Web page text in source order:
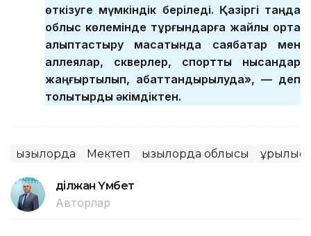
өткізуге мүмкіндік беріледі. Қазіргі таңда
облыс көлемінде тұрғындарға жайлы орта
қалыптастыру мақсатында саябақтар мен
аллеялар, скверлер, спорттық нысандар
жаңғыртылып, абаттандырылуда», — деп
толықтырды әкімдіктен.
Қызылорда Мектеп Қызылорда облысы Құрылыс
Әділжан Үмбет
Авторлар